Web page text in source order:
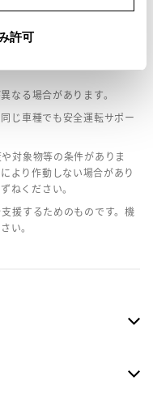
許可
なる場合があります。
じ車種でも安全運転サポー
対象物等の条件がありま
より作動しない場合があり
ねください。
援するためのものです。機
い。